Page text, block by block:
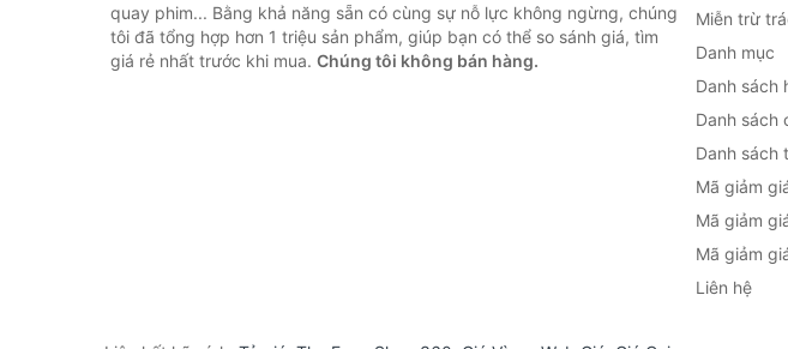
quay phim... Bằng khả năng sẵn có cùng sự nỗ lực không ngừng, chúng
tôi đã tổng hợp hơn 1 triệu sản phẩm, giúp bạn có thể so sánh giá, tìm
giá rẻ nhất trước khi mua. Chúng tôi không bán hàng.
Miễn trừ
Danh mục
Danh sách
Danh sách
Danh sách
Mã giảm
Mã giảm
Mã giảm
Liên hệ